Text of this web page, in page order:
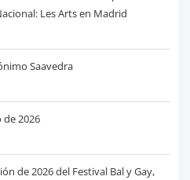
Les Arts en Madrid
Saavedra
de 2026
de 2026 del Festival Bal y Gay,